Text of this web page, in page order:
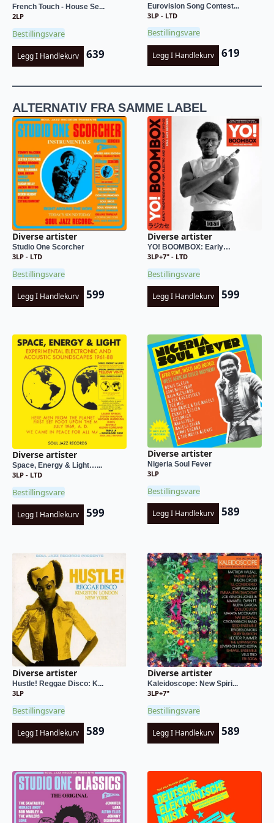
French Touch - House Se...
2LP
Bestillingsvare
Legg I Handlekurv 639
Eurovision Song Contest...
3LP - LTD
Bestillingsvare
Legg I Handlekurv 619
ALTERNATIV FRA SAMME LABEL
Diverse artister
Studio One Scorcher
3LP - LTD
Bestillingsvare
Legg I Handlekurv 599
Diverse artister
YO! BOOMBOX: Early…
3LP+7" - LTD
Bestillingsvare
Legg I Handlekurv 599
Diverse artister
Space, Energy & Light…...
3LP - LTD
Bestillingsvare
Legg I Handlekurv 599
Diverse artister
Nigeria Soul Fever
3LP
Bestillingsvare
Legg I Handlekurv 589
Diverse artister
Hustle! Reggae Disco: K...
3LP
Bestillingsvare
Legg I Handlekurv 589
Diverse artister
Kaleidoscope: New Spiri...
3LP+7"
Bestillingsvare
Legg I Handlekurv 589